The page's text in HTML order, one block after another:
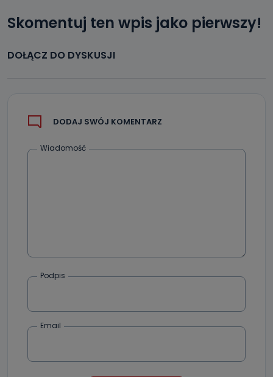
Skomentuj ten wpis jako pierwszy!
DOŁĄCZ DO DYSKUSJI
DODAJ SWÓJ KOMENTARZ
Wiadomość
Podpis
Email